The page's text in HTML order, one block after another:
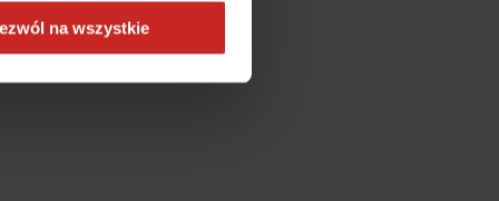
na wszystkie
information).